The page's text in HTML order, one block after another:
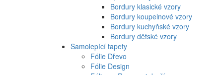
Bordury klasické vzory
Bordury koupelnové vzory
Bordury kuchyňské vzory
Bordury dětské vzory
Samolepící tapety
Fólie Dřevo
Fólie Design